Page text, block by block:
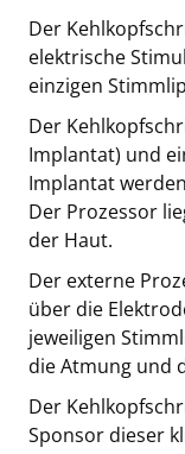
Der
elektrische
einzigen
Der
Implantat) und
Implantat
Der Prozessor
der Haut.
Der externe
über die
jeweiligen
die Atmung und
Der
Sponsor dieser